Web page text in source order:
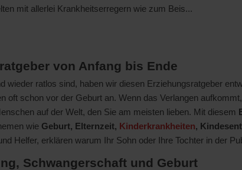
mit allerlei Krankheitserregern wie zum Beis...
von Anfang bis Ende
wieder ratlos sind, haben wir diesen Erziehungsratgeber
oft schon vor der Geburt an. Wenn das Verlangen
auf der Welt, den Sie am meisten lieben. Mit diesem
wie Geburt, Elternzeit, Kinderkrankheiten,
Helfer, erklären warum Ihr Sohn oder Ihre Tochter in der
Schwangerschaft und Geburt